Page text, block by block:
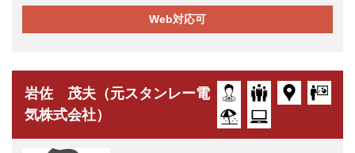
Web対応可
岩佐 茂夫（元スタンレー電
気株式会社）